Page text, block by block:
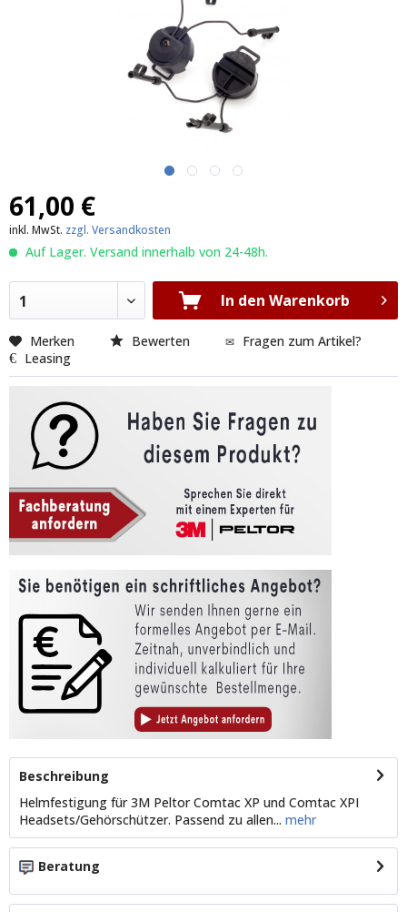
61,00 €
inkl. MwSt. zzgl. Versandkosten
Auf Lager. Versand innerhalb von 24-48h.
1 In den Warenkorb
Merken Bewerten
Fragen zum Artikel?
Leasing
Beschreibung
Helmfestigung für 3M Peltor Comtac XP und Comtac XPI
Headsets/Gehörschützer. Passend zu allen... mehr
Beratung